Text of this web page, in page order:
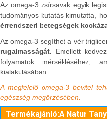
Az omega-3 zsírsavak egyik
tudományos kutatás kimutatta,
érrendszeri betegségek
Az omega-3 segíthet a vér
rugalmasságát. Emellett
folyamatok mérsékléséhez,
kialakulásában.
A megfelelő omega-3 bevitel
egészség megőrzésében.
Termékajánló:A Natur